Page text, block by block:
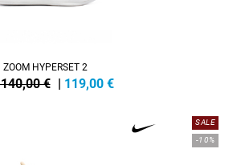
ZOOM HYPERSET 2
€ | 119,00 €
SALE
-10%